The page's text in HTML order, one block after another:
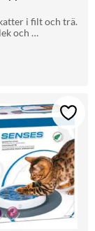
i filt och trä.
och
Lägg